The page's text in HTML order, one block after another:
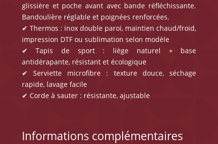
glissière et poche avant avec bande réfléchissante.
Bandoulière réglable et poignées renforcées.
✔ Thermos : inox double paroi, maintien chaud/froid,
impression DTF ou sublimation selon modèle
✔ Tapis de sport : liège naturel + base
antidérapante, résistant et écologique
✔ Serviette microfibre : texture douce, séchage
rapide, lavage facile
✔ Corde à sauter : résistante, ajustable
Informations complémentaires